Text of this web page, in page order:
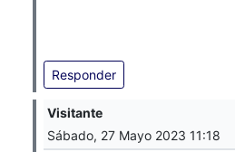
Responder
Visitante
Sábado, 27 Mayo 2023 11:18